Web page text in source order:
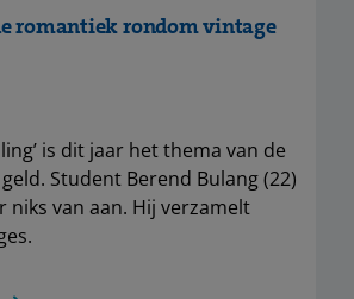
romantiek rondom vintage
is dit jaar het thema van de
Student Berend Bulang (22)
niks van aan. Hij verzamelt